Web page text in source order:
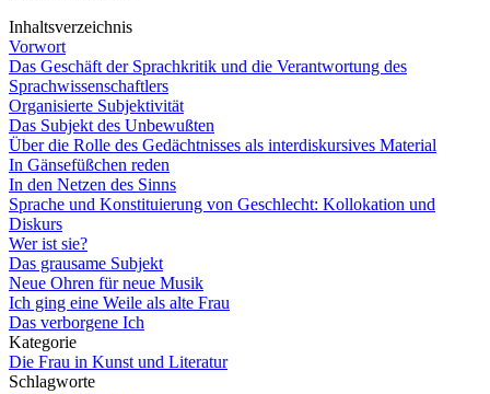
Inhaltsverzeichnis
Vorwort
Das Geschäft der Sprachkritik und die Verantwortung des
Sprachwissenschaftlers
Organisierte Subjektivität
Das Subjekt des Unbewußten
Über die Rolle des Gedächtnisses als interdiskursives Material
In Gänsefüßchen reden
In den Netzen des Sinns
Sprache und Konstituierung von Geschlecht: Kollokation und
Diskurs
Wer ist sie?
Das grausame Subjekt
Neue Ohren für neue Musik
Ich ging eine Weile als alte Frau
Das verborgene Ich
Kategorie
Die Frau in Kunst und Literatur
Schlagworte